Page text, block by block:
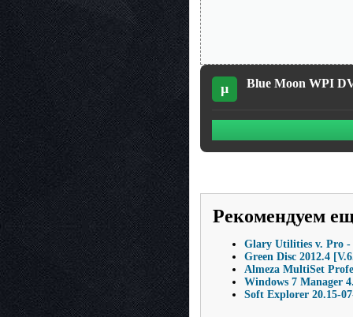
µ Blue Moon WPI
Рекомендуем
Glary Utilities v. Pro -
Green Disc 2012.4
Almeza MultiSet
Windows 7 Manager
Soft Explorer 20.15-